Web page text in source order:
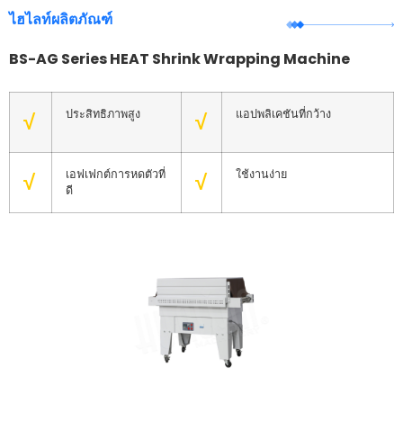
ไฮไลท์ผลิตภัณฑ์
BS-AG Series HEAT Shrink Wrapping Machine
√ ประสิทธิภาพสูง √ แอปพลิเคชันที่กว้าง
√
เอฟเฟกต์การหดตัวที่
ดี
√ ใช้งานง่าย